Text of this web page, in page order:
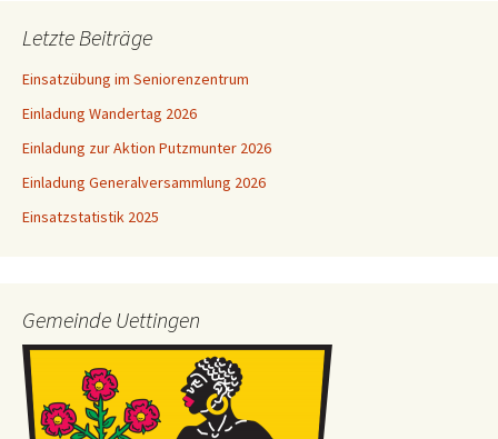
Letzte Beiträge
Einsatzübung im Seniorenzentrum
Einladung Wandertag 2026
Einladung zur Aktion Putzmunter 2026
Einladung Generalversammlung 2026
Einsatzstatistik 2025
Gemeinde Uettingen